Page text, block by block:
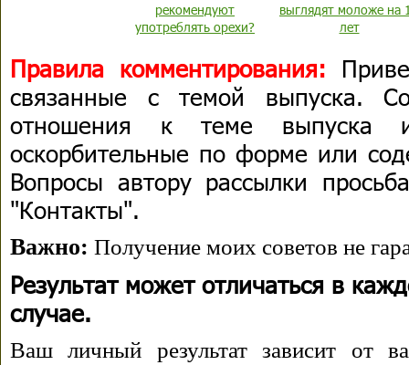
рекомендуют
употреблять орехи?
выглядят моложе на
лет
Правила комментирования:
связанные с темой выпуска.
отношения к теме выпуска
оскорбительные по форме или
Вопросы автору рассылки
"Контакты".
Важно: Получение моих советов не
Результат может отличаться в
случае.
Ваш личный результат зависит от